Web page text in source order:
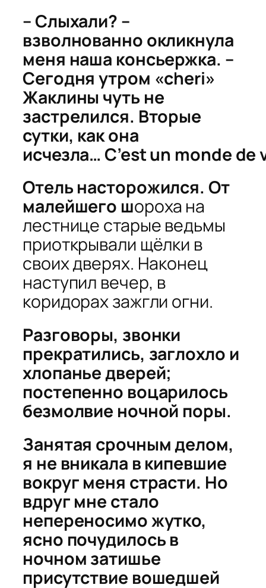
– Слыхали? –
взволнованно окликнула
меня наша консьержка. –
Сегодня утром «cheri»
Жаклины чуть не
застрелился. Вторые
сутки, как она
исчезла… C’est un monde
Отель насторожился. От
малейшего шороха на
лестнице старые ведьмы
приоткрывали щёлки в
своих дверях. Наконец
наступил вечер, в
коридорах зажгли огни.
Разговоры, звонки
прекратились, заглохло и
хлопанье дверей;
постепенно воцарилось
безмолвие ночной поры.
Занятая срочным делом,
я не вникала в кипевшие
вокруг меня страсти. Но
вдруг мне стало
непереносимо жутко,
ясно почудилось в
ночном затишье
присутствие вошедшей